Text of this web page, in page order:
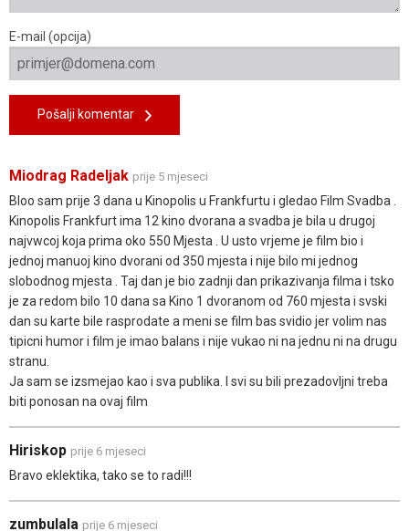
E-mail (opcija)
Pošalji komentar
Miodrag Radeljak prije 5 mjeseci
BIoo sam prije 3 dana u Kinopolis u Frankfurtu i gledao Film Svadba .
Kinopolis Frankfurt ima 12 kino dvorana a svadba je bila u drugoj
najvwcoj koja prima oko 550 Mjesta . U usto vrjeme je film bio i
jednoj manuoj kino dvorani od 350 mjesta i nije bilo mi jednog
slobodnog mjesta . Taj dan je bio zadnji dan prikazivanja filma i tsko
je za redom bilo 10 dana sa Kino 1 dvoranom od 760 mjesta i svski
dan su karte bile rasprodate a meni se film bas svidio jer volim nas
tipicni humor i film je imao balans i nije vukao ni na jednu ni na drugu
stranu.
Ja sam se izsmejao kao i sva publika. I svi su bili prezadovljni treba
biti ponosan na ovaj film
Hiriskop prije 6 mjeseci
Bravo eklektika, tako se to radi!!!
zumbulala prije 6 mjeseci